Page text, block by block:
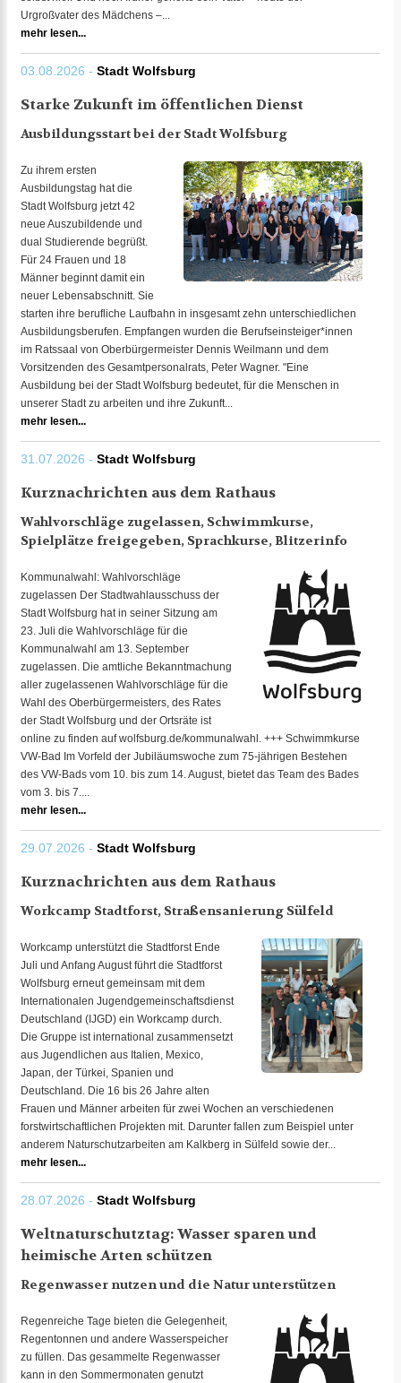
Urgroßvater des Mädchens –...
mehr lesen...
03.08.2026 - Stadt Wolfsburg
Starke Zukunft im öffentlichen Dienst
Ausbildungsstart bei der Stadt Wolfsburg
Zu ihrem ersten
Ausbildungstag hat die
Stadt Wolfsburg jetzt 42
neue Auszubildende und
dual Studierende begrüßt.
Für 24 Frauen und 18
Männer beginnt damit ein
neuer Lebensabschnitt. Sie
starten ihre berufliche Laufbahn in insgesamt zehn unterschiedlichen
Ausbildungsberufen. Empfangen wurden die Berufseinsteiger*innen
im Ratssaal von Oberbürgermeister Dennis Weilmann und dem
Vorsitzenden des Gesamtpersonalrats, Peter Wagner. "Eine
Ausbildung bei der Stadt Wolfsburg bedeutet, für die Menschen in
unserer Stadt zu arbeiten und ihre Zukunft...
mehr lesen...
31.07.2026 - Stadt Wolfsburg
Kurznachrichten aus dem Rathaus
Wahlvorschläge zugelassen, Schwimmkurse,
Spielplätze freigegeben, Sprachkurse, Blitzerinfo
Kommunalwahl: Wahlvorschläge
zugelassen Der Stadtwahlausschuss der
Stadt Wolfsburg hat in seiner Sitzung am
23. Juli die Wahlvorschläge für die
Kommunalwahl am 13. September
zugelassen. Die amtliche Bekanntmachung
aller zugelassenen Wahlvorschläge für die
Wahl des Oberbürgermeisters, des Rates
der Stadt Wolfsburg und der Ortsräte ist
online zu finden auf wolfsburg.de/kommunalwahl. +++ Schwimmkurse
VW-Bad Im Vorfeld der Jubiläumswoche zum 75-jährigen Bestehen
des VW-Bads vom 10. bis zum 14. August, bietet das Team des Bades
vom 3. bis 7....
mehr lesen...
29.07.2026 - Stadt Wolfsburg
Kurznachrichten aus dem Rathaus
Workcamp Stadtforst, Straßensanierung Sülfeld
Workcamp unterstützt die Stadtforst Ende
Juli und Anfang August führt die Stadtforst
Wolfsburg erneut gemeinsam mit dem
Internationalen Jugendgemeinschaftsdienst
Deutschland (IJGD) ein Workcamp durch.
Die Gruppe ist international zusammensetzt
aus Jugendlichen aus Italien, Mexico,
Japan, der Türkei, Spanien und
Deutschland. Die 16 bis 26 Jahre alten
Frauen und Männer arbeiten für zwei Wochen an verschiedenen
forstwirtschaftlichen Projekten mit. Darunter fallen zum Beispiel unter
anderem Naturschutzarbeiten am Kalkberg in Sülfeld sowie der...
mehr lesen...
28.07.2026 - Stadt Wolfsburg
Weltnaturschutztag: Wasser sparen und
heimische Arten schützen
Regenwasser nutzen und die Natur unterstützen
Regenreiche Tage bieten die Gelegenheit,
Regentonnen und andere Wasserspeicher
zu füllen. Das gesammelte Regenwasser
kann in den Sommermonaten genutzt